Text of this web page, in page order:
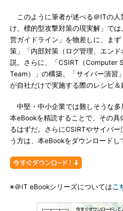
このように筆者が述べる＠ITの人
け、標的型攻撃対策の現実解」で
営ガイドライン」を物差しに、ま
策」「内部対策（ログ管理、エン
説。さらに、「CSIRT（Computer
Team）」の構築、「サイバー演習
が自社だけで実施する際のレシピ＆
中堅・中小企業では難しそうな多
本eBookを精読することで、その具
るはずだ。さらにCSIRTやサイバ
う方は、本eBookをダウンロードし
※＠IT eBookシリーズについてはこ